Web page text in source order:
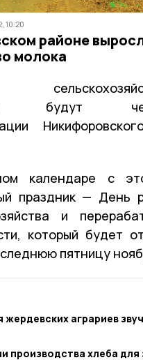
10:20
районе
молока
будут
календаре с
праздник — День
и
который будет
пятницу
жердевских аграриев
производства хлеба для